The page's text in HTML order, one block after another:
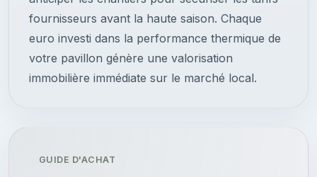
fournisseurs avant la haute saison. Chaque
euro investi dans la performance thermique de
votre pavillon génère une valorisation
immobilière immédiate sur le marché local.
GUIDE D'ACHAT